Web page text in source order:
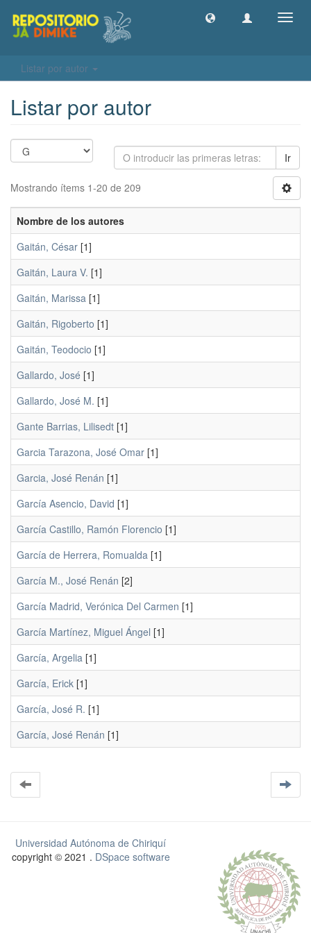
Listar por autor
Listar por autor
Ir
Mostrando ítems 1-20 de 209
Nombre de los autores
Gaitán, César [1]
Gaitán, Laura V. [1]
Gaitán, Marissa [1]
Gaitán, Rigoberto [1]
Gaitán, Teodocio [1]
Gallardo, José [1]
Gallardo, José M. [1]
Gante Barrias, Lilisedt [1]
Garcia Tarazona, José Omar [1]
Garcia, José Renán [1]
García Asencio, David [1]
García Castillo, Ramón Florencio [1]
García de Herrera, Romualda [1]
García M., José Renán [2]
García Madrid, Verónica Del Carmen [1]
García Martínez, Miguel Ángel [1]
García, Argelia [1]
García, Erick [1]
García, José R. [1]
García, José Renán [1]
Universidad Autónoma de Chiriquí
copyright © 2021 . DSpace software